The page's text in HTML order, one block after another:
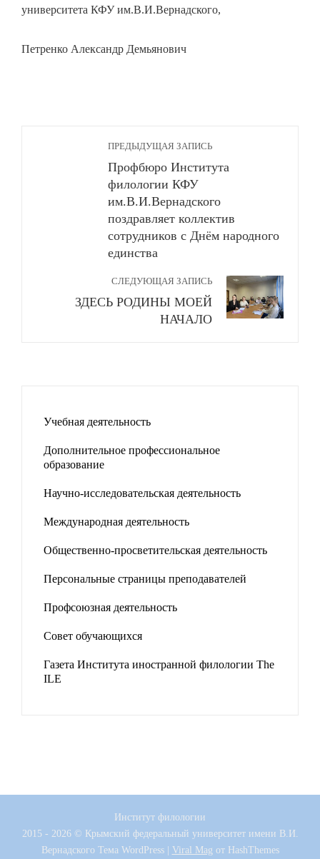
университета КФУ им.В.И.Вернадского,
Петренко Александр Демьянович
ПРЕДЫДУЩАЯ ЗАПИСЬ
Профбюро Института
филологии КФУ
им.В.И.Вернадского
поздравляет коллектив
сотрудников с Днём народного
единства
СЛЕДУЮЩАЯ ЗАПИСЬ
ЗДЕСЬ РОДИНЫ МОЕЙ
НАЧАЛО
Учебная деятельность
Дополнительное профессиональное
образование
Научно-исследовательская деятельность
Международная деятельность
Общественно-просветительская деятельность
Персональные страницы преподавателей
Профсоюзная деятельность
Совет обучающихся
Газета Института иностранной филологии The
ILE
Институт филологии
2015 - 2026 © Крымский федеральный университет имени В.И.
ВернадскогоТема WordPress | Viral Mag от HashThemes